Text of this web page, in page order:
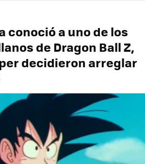
conoció a uno de los
de Dragon Ball Z,
decidieron arreglar